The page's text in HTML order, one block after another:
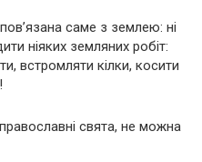
саме з землею: ні
ніяких земляних робіт:
встромляти кілки, косити
православні свята, не можна